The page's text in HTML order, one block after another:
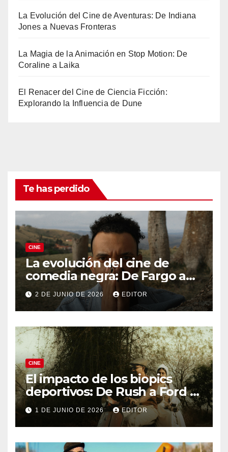
La Evolución del Cine de Aventuras: De Indiana
Jones a Nuevas Fronteras
La Magia de la Animación en Stop Motion: De
Coraline a Laika
El Renacer del Cine de Ciencia Ficción:
Explorando la Influencia de Dune
Te has perdido
CINE
La evolución del cine de
comedia negra: De Fargo a
Knives Out
2 DE JUNIO DE 2026 EDITOR
CINE
El impacto de los biopics
deportivos: De Rush a Ford v
Ferrari
1 DE JUNIO DE 2026 EDITOR